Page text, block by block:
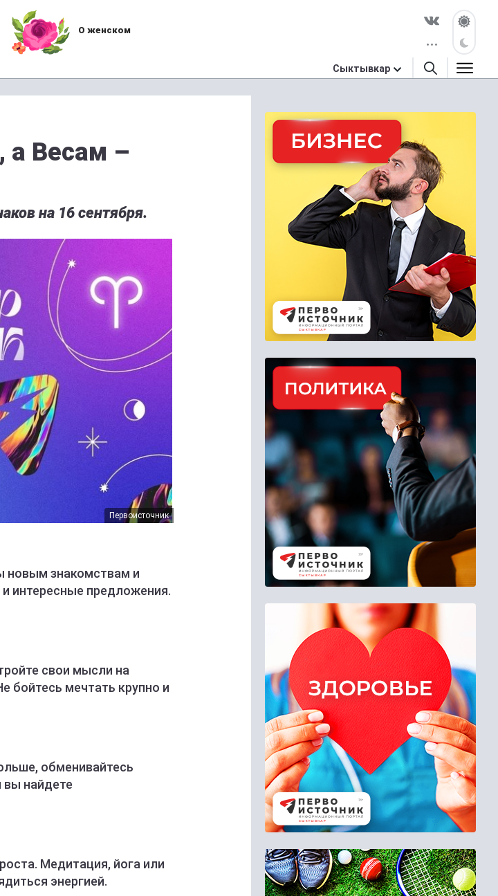
О женском
Сыктывкар
а Весам –
на 16 сентября.
Первоисточник
новым знакомствам и
интересные предложения.
свои мысли на
бойтесь мечтать крупно и
обменивайтесь
вы найдете
Медитация, йога или
энергией.